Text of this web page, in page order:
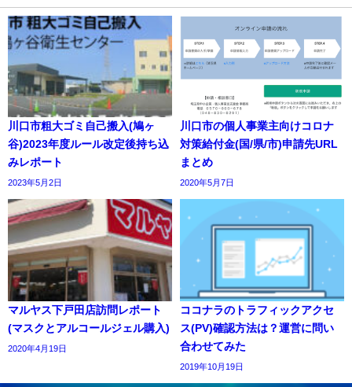
川口市粗大ゴミ自己搬入(鳩ヶ
谷)2023年度ルール改定後持ち込
みレポート
2023年5月2日
川口市の個人事業主向けコロナ
対策給付金(国/県/市)申請先URL
まとめ
2020年5月7日
マルヤス下戸田店訪問レポート
(マスクとアルコールジェル購入)
2020年4月19日
ココナラのトラフィックアクセ
ス(PV)確認方法は？運営に問い
合わせてみた
2019年10月19日